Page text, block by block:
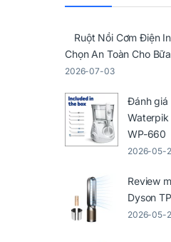
Ruột Nồi Cơm Điện
Chọn An Toàn Cho
2026-07-03
Đánh giá
Waterpik
WP-660
2026-05-
Review
Dyson
2026-05-